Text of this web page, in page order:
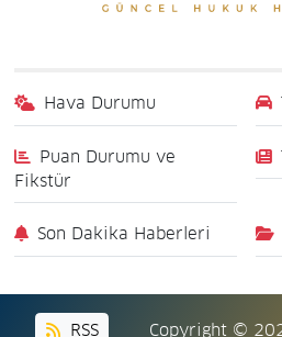
Hava Durumu
Puan Durumu ve
Fikstür
Son Dakika Haberleri
RSS Copyright ©